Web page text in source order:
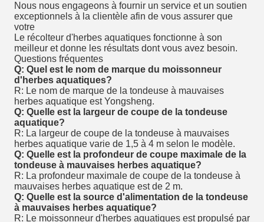
Nous nous engageons à fournir un service et un soutien
exceptionnels à la clientèle afin de vous assurer que
votre
Le récolteur d'herbes aquatiques fonctionne à son
meilleur et donne les résultats dont vous avez besoin.
Questions fréquentes
Q: Quel est le nom de marque du moissonneur
d'herbes aquatiques?
R: Le nom de marque de la tondeuse à mauvaises
herbes aquatique est Yongsheng.
Q: Quelle est la largeur de coupe de la tondeuse
aquatique?
R: La largeur de coupe de la tondeuse à mauvaises
herbes aquatique varie de 1,5 à 4 m selon le modèle.
Q: Quelle est la profondeur de coupe maximale de la
tondeuse à mauvaises herbes aquatique?
R: La profondeur maximale de coupe de la tondeuse à
mauvaises herbes aquatique est de 2 m.
Q: Quelle est la source d'alimentation de la tondeuse
à mauvaises herbes aquatique?
R: Le moissonneur d'herbes aquatiques est propulsé par